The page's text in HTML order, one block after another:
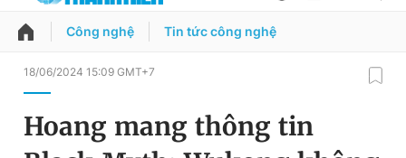
QUẢNG CÁO ĐẶT BÁO
Chuyên mục
Đổi mật khẩu
Công nghệ Tin tức công nghệ
18/06/2024 15:09 GMT+7
Hoang mang thông tin